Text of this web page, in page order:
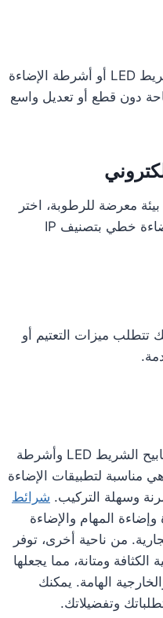
قم بقياس منطقة التثبيت وحدد شريط LED أو أشرطة الإضاءة
دون قطع أو تعديل واسع
معرضة للرطوبة، اختر
مصابيح شريطية LED أو شريط إضاءة خطي بتصنيف IP
تتطلب ميزات التعتيم أو
بناءً على تحليلنا، تتمتع كل من مصابيح الشريط LED وأشرطة
مناسبة لتطبيقات الإضاءة
وسهلة التركيب. شرائط
وإضاءة المهام والإضاءة
من ناحية أخرى، توفر
ومتانة، مما يجعلها
الهامة. يمكنك
وتفضيلاتك.